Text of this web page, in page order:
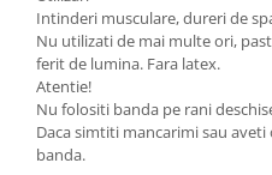
Intinderi musculare, dureri de
Nu utilizati de mai multe ori,
ferit de lumina. Fara latex.
Atentie!
Nu folositi banda pe rani
Daca simtiti mancarimi sau
banda.